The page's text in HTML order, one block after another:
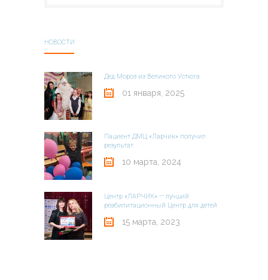
---- РЕАМЕД-ПОЛЯРИС
Услуги
НОВОСТИ
Контакты
тел. +7(937)225-05-18
НОВОСТИ
Дед Мороз из Великого Устюга
01 января, 2025
Пациент ДМЦ «Ларчик» получил
результат
10 марта, 2024
Центр «ЛАРЧИК» — лучший
реабилитационный Центр для детей
15 марта, 2023